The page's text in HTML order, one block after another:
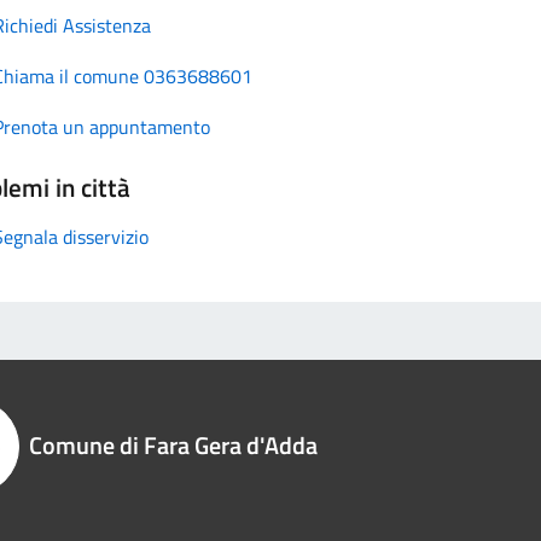
Assistenza
il comune 0363688601
un appuntamento
in città
disservizio
Comune di Fara Gera d'Adda